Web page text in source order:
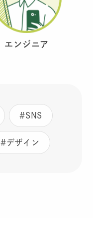
エンジニア
#SNS
#デザイン